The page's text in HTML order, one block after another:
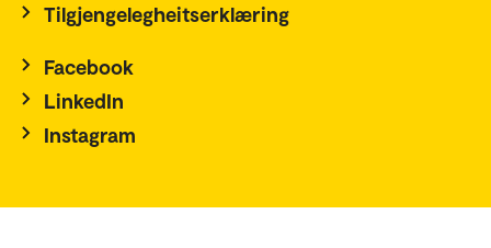
Tilgjengelegheitserklæring
Facebook
LinkedIn
Instagram